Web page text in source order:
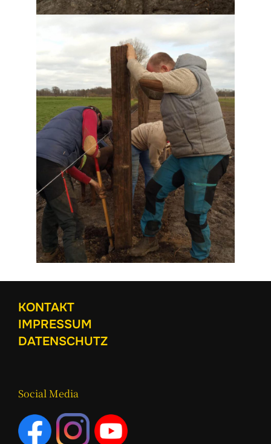
KONTAKT
IMPRESSUM
DATENSCHUTZ
Social Media